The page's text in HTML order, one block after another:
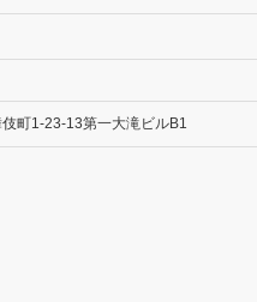
町1-23-13第一大滝ビルB1